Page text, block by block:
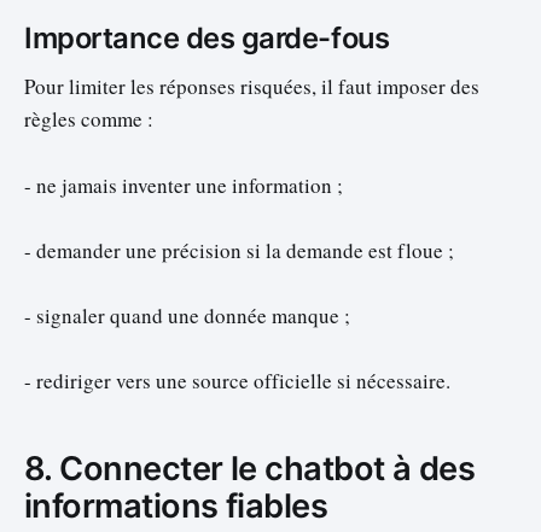
Importance des garde-fous
Pour limiter les réponses risquées, il faut imposer des
règles comme :
- ne jamais inventer une information ;
- demander une précision si la demande est floue ;
- signaler quand une donnée manque ;
- rediriger vers une source officielle si nécessaire.
8. Connecter le chatbot à des
informations fiables